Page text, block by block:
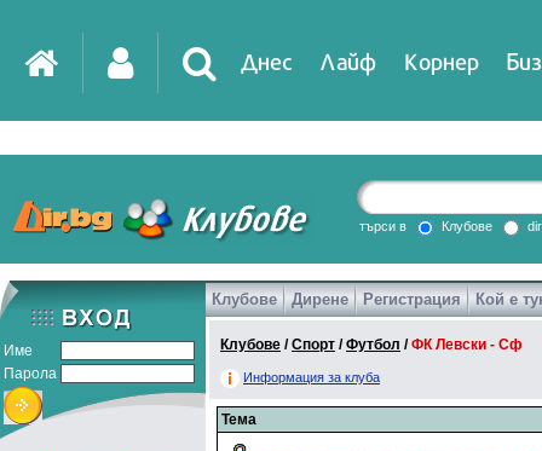
Днес Лайф Корнер
DirTV Impressio
Games
търси в Клубове
Име
Парола
Клубове Дирене Регистрация Кой е
Клубове /Спорт /Футбол /ФК Левски - Сф
Информация за клуба
Тема